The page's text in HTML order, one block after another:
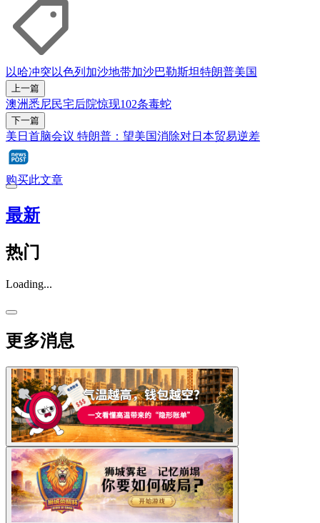
以哈冲突以色列 加沙地带加沙巴勒斯坦特朗普美国
上一篇
澳洲悉尼民宅后院惊现102条毒蛇
下一篇
美日首脑会议 特朗普：望美国消除对日本贸易逆差
购买此文章
最新
热门
Loading...
更多消息